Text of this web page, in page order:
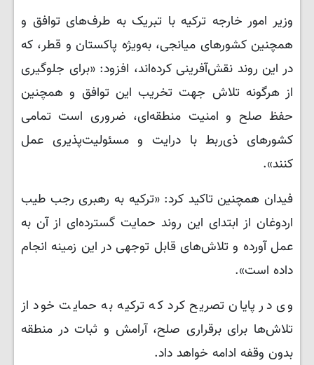
وزیر امور خارجه ترکیه با تبریک به طرف‌های توافق و
همچنین کشورهای میانجی، به‌ویژه پاکستان و قطر، که
در این روند نقش‌آفرینی کرده‌اند، افزود: «برای جلوگیری
از هرگونه تلاش جهت تخریب این توافق و همچنین
حفظ صلح و امنیت منطقه‌ای، ضروری است تمامی
کشورهای ذی‌ربط با درایت و مسئولیت‌پذیری عمل
کنند».
فیدان همچنین تاکید کرد: «ترکیه به رهبری رجب طیب
اردوغان از ابتدای این روند حمایت گسترده‌ای از آن به
عمل آورده و تلاش‌های قابل توجهی در این زمینه انجام
داده است».
وی در پایان تصریح کرد که ترکیه به حمایت خود از
تلاش‌ها برای برقراری صلح، آرامش و ثبات در منطقه
بدون وقفه ادامه خواهد داد.